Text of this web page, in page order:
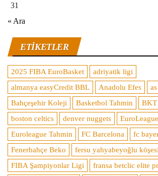
31
« Ara
ETIKETLER
2025 FIBA EuroBasket
adriyatik ligi
almanya easyCredit BBL
Anadolu Efes
Bahçeşehir Koleji
Basketbol Tahmin
BKT
boston celtics
denver nuggets
EuroLeague
Euroleague Tahmin
FC Barcelona
fc
Fenerbahçe Beko
fersu yahyabeyoğlu köşesi
FIBA Şampiyonlar Ligi
fransa betclic elite